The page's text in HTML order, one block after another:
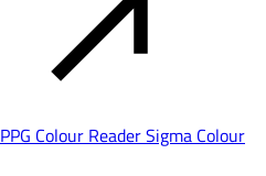
PPG Colour ReaderSigma Colour